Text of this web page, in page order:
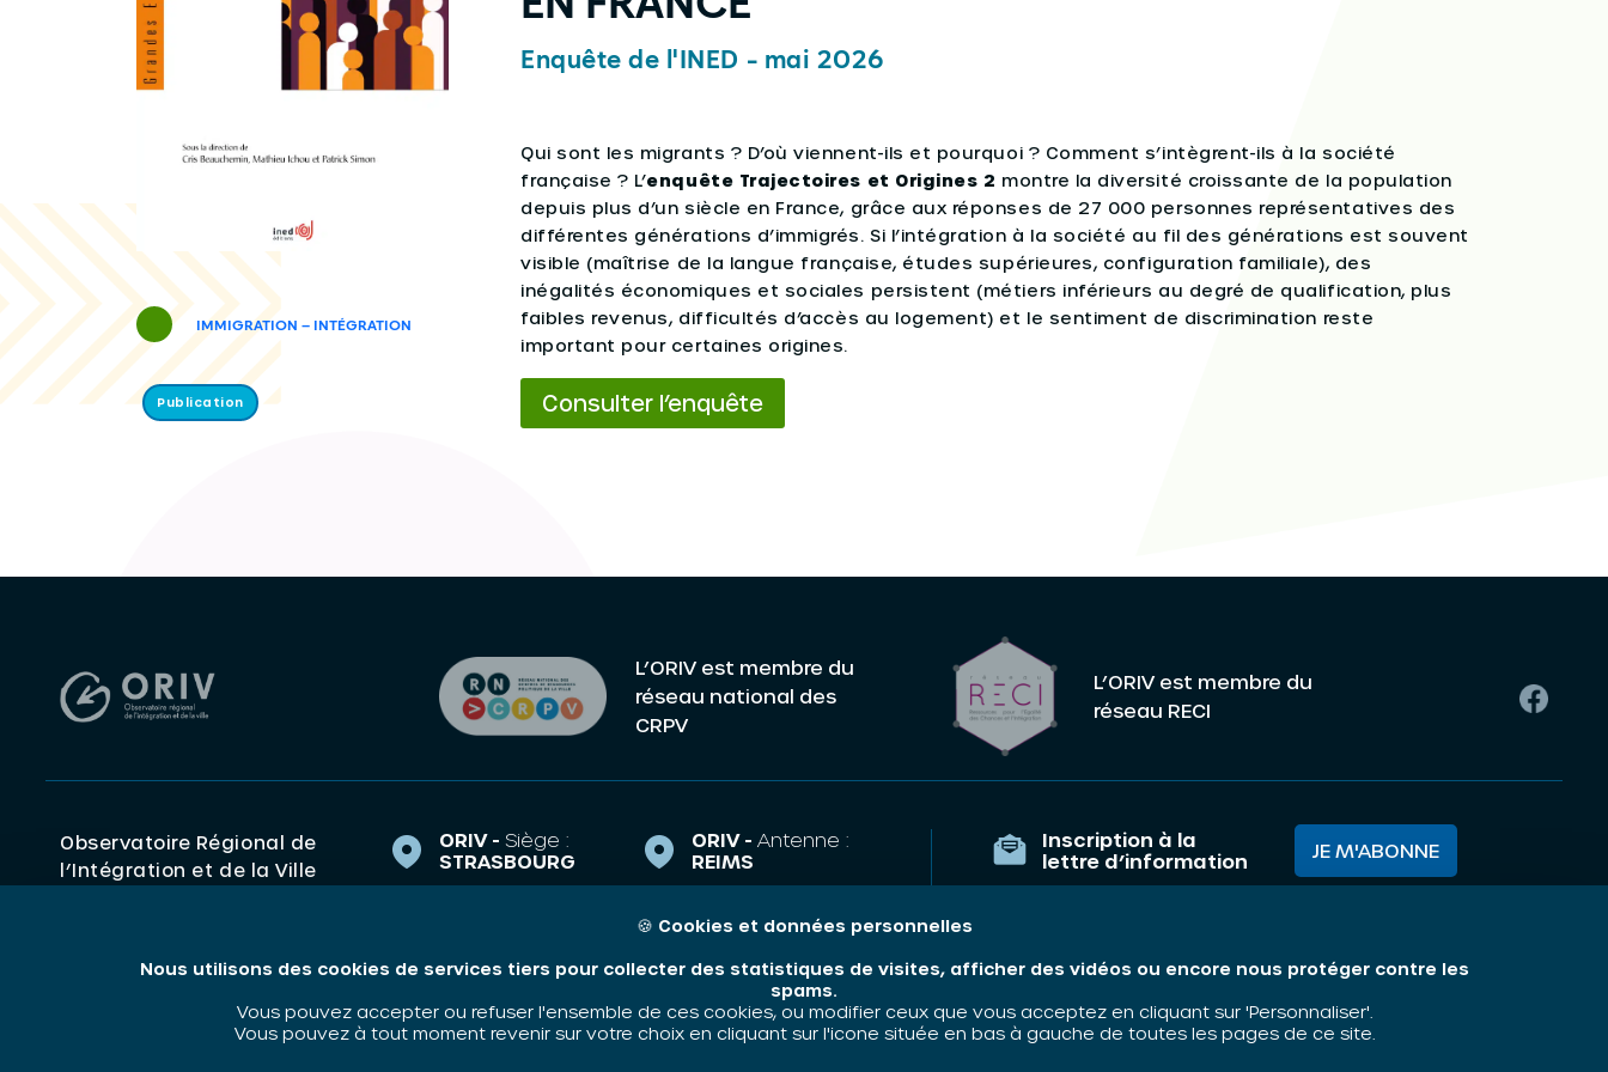
IMMIGRATION – INTÉGRATION
Publication
Enquête de l'INED - mai 2026
Qui sont les migrants ? D’où viennent-ils et pourquoi ? Comment s’intègrent-ils à la société
française ? L’enquête Trajectoires et Origines 2 montre la diversité croissante de la population
depuis plus d’un siècle en France, grâce aux réponses de 27 000 personnes représentatives des
différentes générations d’immigrés. Si l’intégration à la société au fil des générations est souvent
visible (maîtrise de la langue française, études supérieures, configuration familiale), des
inégalités économiques et sociales persistent (métiers inférieurs au degré de qualification, plus
faibles revenus, difficultés d’accès au logement) et le sentiment de discrimination reste
important pour certaines origines.
Consulter l’enquête
L’ORIV est membre du
réseau national des
CRPV
L’ORIV est membre du
réseau RECI
Observatoire Régional de
l’Intégration et de la Ville
Discrimination.
ORIV - Siège :
STRASBOURG
67000 STRASBOURG
contact@oriv.fr
ORIV -Antenne :
REIMS
Eisenhower
e.arnoulet@oriv.fr
06 48 58 83 63
Inscription à la
lettre d’information
JE M'ABONNE
Nos thématiques
Contact
🍪 Cookies et données personnelles
Nous utilisons des cookies de services tiers pour collecter des statistiques de visites, afficher des vidéos ou encore nous protéger contre les
spams.
Vous pouvez accepter ou refuser l'ensemble de ces cookies, ou modifier ceux que vous acceptez en cliquant sur 'Personnaliser'.
Vous pouvez à tout moment revenir sur votre choix en cliquant sur l'icone située en bas à gauche de toutes les pages de ce site.